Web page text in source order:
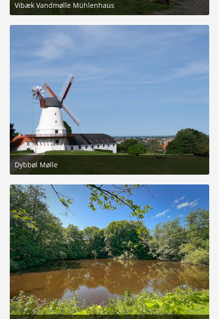
Vibæk Vandmølle Mühlenhaus
16. Juni 2025 um 16:48
6
Dybbøl Mølle
15. Juni 2025 um 15:55
4